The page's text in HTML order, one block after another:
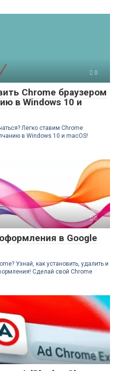
0
Chrome браузером
в Windows 10 и
Легко ставим Chrome
в Windows 10 и macOS!
0
в Google
Узнай, как установить, удалить и
Сделай свой Chrome
0